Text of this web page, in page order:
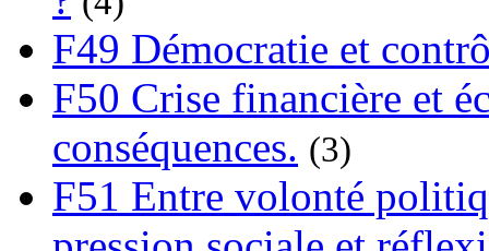
F49 Démocratie et
F50 Crise financière et
conséquences. (3)
F51 Entre volonté